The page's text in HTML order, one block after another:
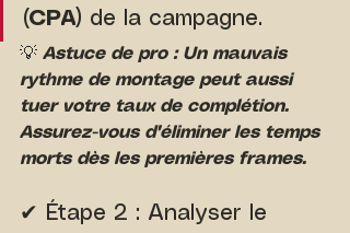
(CPA) de la campagne.
💡 Astuce de pro : Un mauvais
rythme de montage peut aussi
tuer votre taux de complétion.
Assurez-vous d'éliminer les temps
morts dès les premières frames.
✔ Étape 2 : Analyser le